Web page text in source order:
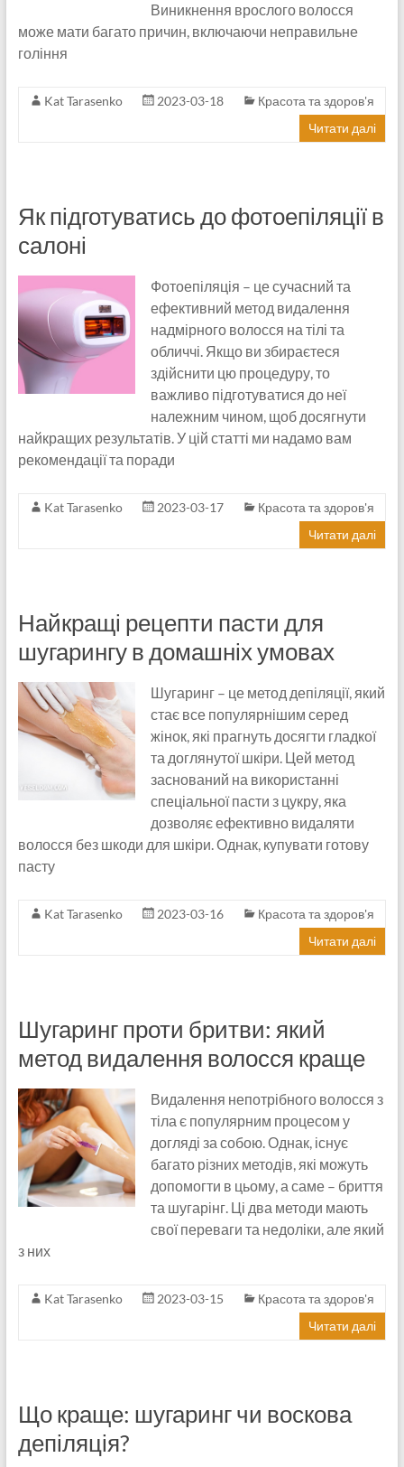
Виникнення врослого волосся
може мати багато причин, включаючи неправильне
гоління
Kat Tarasenko 2023-03-18
Красота та здоров'я
Читати далі
Як підготуватись до фотоепіляції в
салоні
Фотоепіляція – це сучасний та
ефективний метод видалення
надмірного волосся на тілі та
обличчі. Якщо ви збираєтеся
здійснити цю процедуру, то
важливо підготуватися до неї
належним чином, щоб досягнути
найкращих результатів. У цій статті ми надамо вам
рекомендації та поради
Kat Tarasenko 2023-03-17
Красота та здоров'я
Читати далі
Найкращі рецепти пасти для
шугарингу в домашніх умовах
Шугаринг – це метод депіляції, який
стає все популярнішим серед
жінок, які прагнуть досягти гладкої
та доглянутої шкіри. Цей метод
заснований на використанні
спеціальної пасти з цукру, яка
дозволяє ефективно видаляти
волосся без шкоди для шкіри. Однак, купувати готову
пасту
Kat Tarasenko 2023-03-16
Красота та здоров'я
Читати далі
Шугаринг проти бритви: який
метод видалення волосся краще
Видалення непотрібного волосся з
тіла є популярним процесом у
догляді за собою. Однак, існує
багато різних методів, які можуть
допомогти в цьому, а саме – бриття
та шугарінг. Ці два методи мають
свої переваги та недоліки, але який
з них
Kat Tarasenko 2023-03-15
Красота та здоров'я
Читати далі
Що краще: шугаринг чи воскова
депіляція?